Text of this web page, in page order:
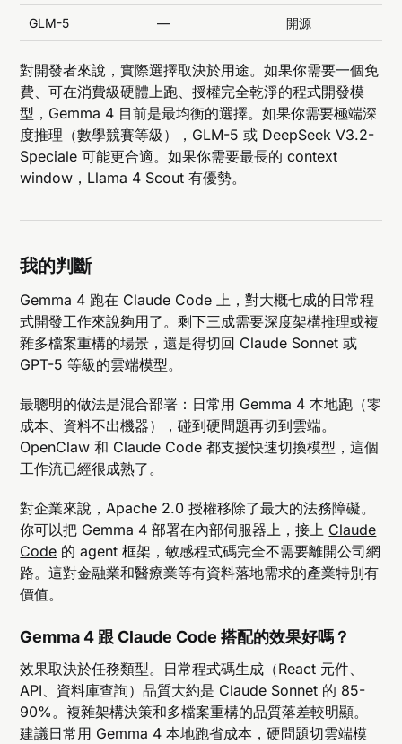
GLM-5 — 開源
對開發者來說，實際選擇取決於用途。如果你需要一個免
費、可在消費級硬體上跑、授權完全乾淨的程式開發模
型，Gemma 4 目前是最均衡的選擇。如果你需要極端深
度推理（數學競賽等級），GLM-5 或 DeepSeek V3.2-
Speciale 可能更合適。如果你需要最長的 context
window，Llama 4 Scout 有優勢。
我的判斷
Gemma 4 跑在 Claude Code 上，對大概七成的日常程
式開發工作來說夠用了。剩下三成需要深度架構推理或複
雜多檔案重構的場景，還是得切回 Claude Sonnet 或
GPT-5 等級的雲端模型。
最聰明的做法是混合部署：日常用 Gemma 4 本地跑（零
成本、資料不出機器），碰到硬問題再切到雲端。
OpenClaw 和 Claude Code 都支援快速切換模型，這個
工作流已經很成熟了。
對企業來說，Apache 2.0 授權移除了最大的法務障礙。
你可以把 Gemma 4 部署在內部伺服器上，接上 Claude
Code 的 agent 框架，敏感程式碼完全不需要離開公司網
路。這對金融業和醫療業等有資料落地需求的產業特別有
價值。
Gemma 4 跟 Claude Code 搭配的效果好嗎？
效果取決於任務類型。日常程式碼生成（React 元件、
API、資料庫查詢）品質大約是 Claude Sonnet 的 85-
90%。複雜架構決策和多檔案重構的品質落差較明顯。
建議日常用 Gemma 4 本地跑省成本，硬問題切雲端模